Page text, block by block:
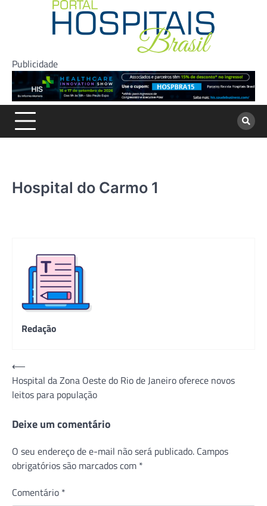
Publicidade
Hospital do Carmo 1
Redação
Navegação
de
Post
⟵
Hospital da Zona Oeste do Rio de Janeiro oferece novos
leitos para população
Deixe um comentário
O seu endereço de e-mail não será publicado. Campos
obrigatórios são marcados com *
Comentário *